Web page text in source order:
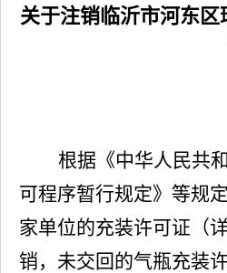
关于注销临沂市河东
根据《中华人民共
可程序暂行规定》等规定
家单位的充装许可证（
销，未交回的气瓶充装